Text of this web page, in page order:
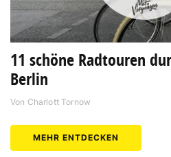
11 schöne Radtouren
Berlin
Von Charlott Tornow
MEHR ENTDECKEN